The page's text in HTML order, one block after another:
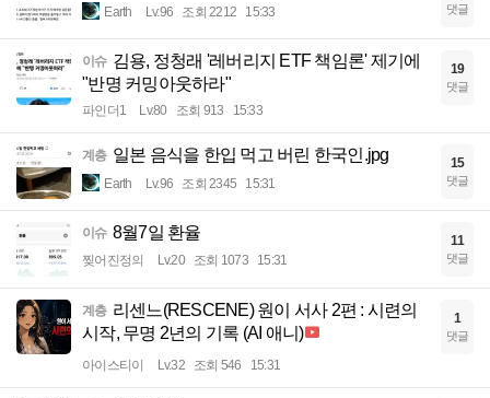
Earth Lv.96 조회 2212 15:33 댓글
이슈 김용, 정청래 '레버리지 ETF 책임론' 제기에
"반명 커밍아웃하라"
파인더1 Lv.80 조회 913 15:33
19
댓글
계층 일본 음식을 한입 먹고 버린 한국인.jpg
Earth Lv.96 조회 2345 15:31
15
댓글
이슈 8월7일 환율
찢어진정의 Lv.20 조회 1073 15:31
11
댓글
계층 리센느(RESCENE) 원이 서사 2편 : 시련의
시작, 무명 2년의 기록 (AI 애니)
아이스티이 Lv.32 조회 546 15:31
1
댓글